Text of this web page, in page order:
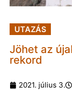
UTAZÁS
Jöhet az
rekord
2021. július 3.